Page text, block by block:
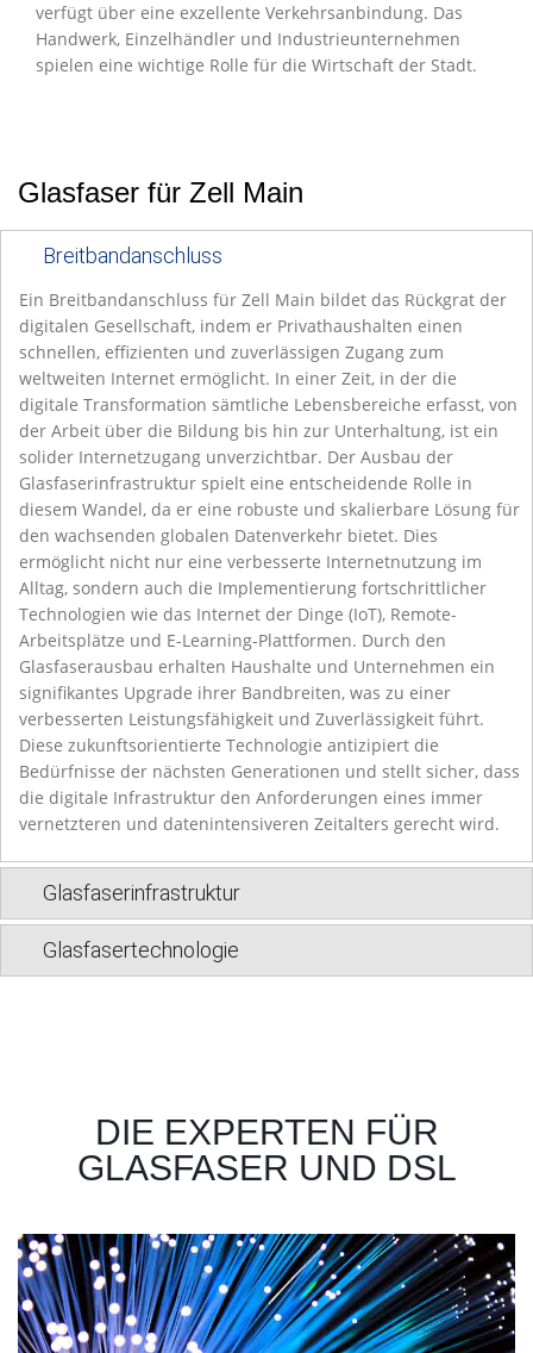
verfügt über eine exzellente Verkehrsanbindung. Das
Handwerk, Einzelhändler und Industrieunternehmen
spielen eine wichtige Rolle für die Wirtschaft der Stadt.
Glasfaser für Zell Main
Breitbandanschluss
Ein Breitbandanschluss für Zell Main bildet das Rückgrat der
digitalen Gesellschaft, indem er Privathaushalten einen
schnellen, effizienten und zuverlässigen Zugang zum
weltweiten Internet ermöglicht. In einer Zeit, in der die
digitale Transformation sämtliche Lebensbereiche erfasst, von
der Arbeit über die Bildung bis hin zur Unterhaltung, ist ein
solider Internetzugang unverzichtbar. Der Ausbau der
Glasfaserinfrastruktur spielt eine entscheidende Rolle in
diesem Wandel, da er eine robuste und skalierbare Lösung für
den wachsenden globalen Datenverkehr bietet. Dies
ermöglicht nicht nur eine verbesserte Internetnutzung im
Alltag, sondern auch die Implementierung fortschrittlicher
Technologien wie das Internet der Dinge (IoT), Remote-
Arbeitsplätze und E-Learning-Plattformen. Durch den
Glasfaserausbau erhalten Haushalte und Unternehmen ein
signifikantes Upgrade ihrer Bandbreiten, was zu einer
verbesserten Leistungsfähigkeit und Zuverlässigkeit führt.
Diese zukunftsorientierte Technologie antizipiert die
Bedürfnisse der nächsten Generationen und stellt sicher, dass
die digitale Infrastruktur den Anforderungen eines immer
vernetzteren und datenintensiveren Zeitalters gerecht wird.
Glasfaserinfrastruktur
Glasfasertechnologie
DIE EXPERTEN FÜR
GLASFASER UND DSL